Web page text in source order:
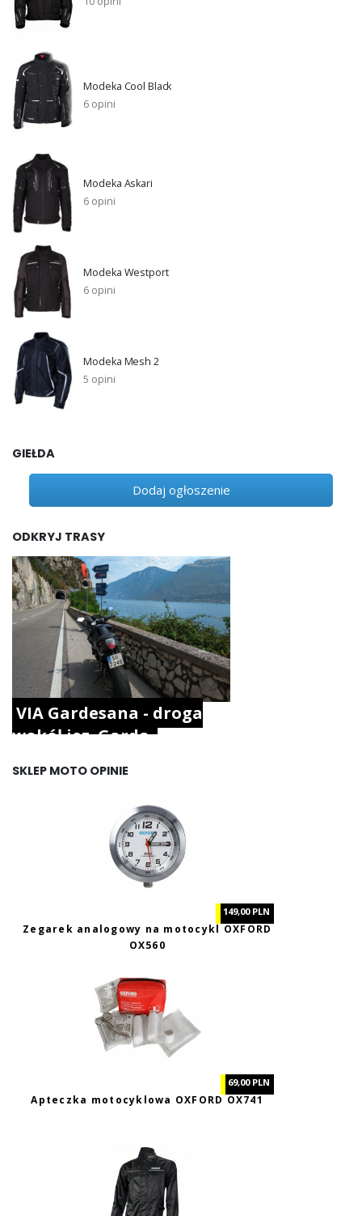
Modeka Cool Black
6 opini
Modeka Askari
6 opini
Modeka Westport
6 opini
Modeka Mesh 2
5 opini
GIEŁDA
Dodaj ogłoszenie
ODKRYJ TRASY
VIA Gardesana - droga
wokół jez. Garda.
SKLEP MOTO OPINIE
149,00 PLN
Zegarek analogowy na motocykl OXFORD
OX560
69,00 PLN
Apteczka motocyklowa OXFORD OX741